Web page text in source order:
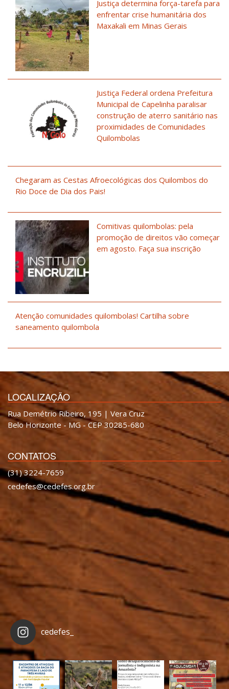
Justiça determina força-tarefa para
enfrentar crise humanitária dos
Maxakali em Minas Gerais
Justiça Federal ordena Prefeitura
Municipal de Capelinha paralisar
construção de aterro sanitário nas
proximidades de Comunidades
Quilombolas
Chegaram as Cestas Afroecológicas dos Quilombos do
Rio Doce de Dia dos Pais!
Comitivas quilombolas: pela
promoção de direitos vão começar
em agosto. Faça sua inscrição
Atenção comunidades quilombolas! Cartilha sobre
saneamento quilombola
LOCALIZAÇÃO
Rua Demétrio Ribeiro, 195 | Vera Cruz
Belo Horizonte - MG - CEP 30285-680
CONTATOS
(31) 3224-7659
cedefes@cedefes.org.br
cedefes_